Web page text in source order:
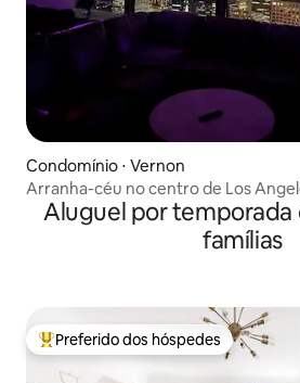
Condomínio ⋅ Vernon
Arranha-céu no centro de Los
cidade
Aluguel por temporada
famílias
Entre os melhores preferidos dos
Preferido dos hóspedes